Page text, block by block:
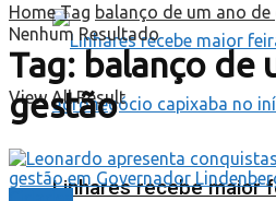
Linhares recebe maior
Nenhum Resultado
View All Result
Home Tag balanço de um ano de
Tag: balanço de
gestão